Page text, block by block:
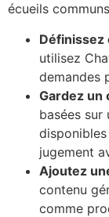
écueils
Définissez
utilisez
demandes
Gardez
basées sur
jugement
Ajoutez
contenu
comme